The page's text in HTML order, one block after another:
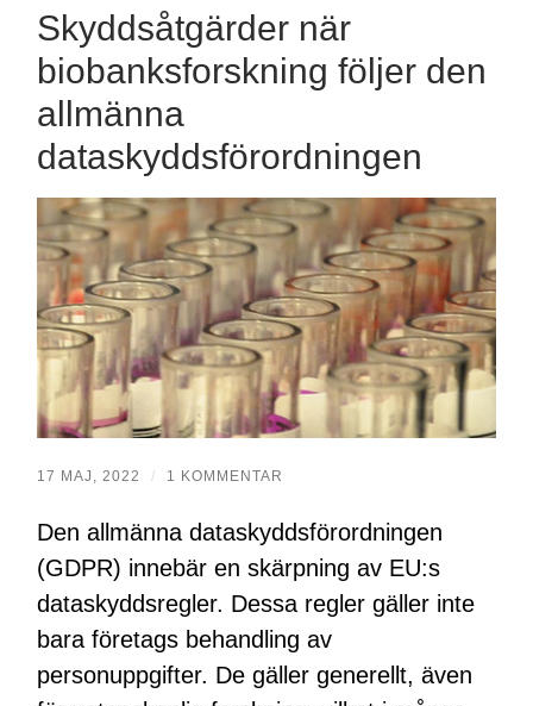
Skyddsåtgärder när
biobanksforskning följer den
allmänna
dataskyddsförordningen
17 MAJ, 2022 / 1 KOMMENTAR
Den allmänna dataskyddsförordningen
(GDPR) innebär en skärpning av EU:s
dataskyddsregler. Dessa regler gäller inte
bara företags behandling av
personuppgifter. De gäller generellt, även